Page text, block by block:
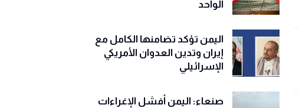
الواحد
اليمن تؤكد تضامنها الكامل مع
إيران وتدين العدوان الأمريكي
الإسرائيلي
صنعاء: اليمن أفشل الإغراءات